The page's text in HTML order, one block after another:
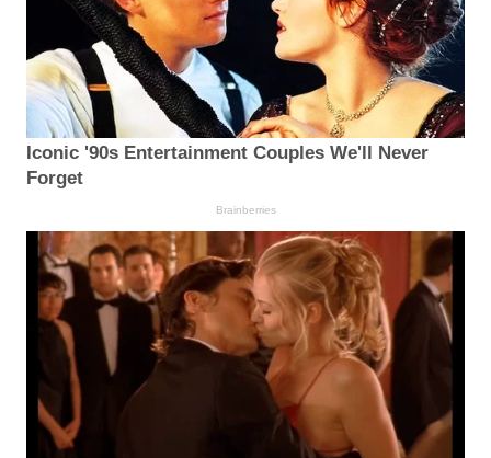
Iconic '90s Entertainment Couples We'll Never
Forget
Brainberries